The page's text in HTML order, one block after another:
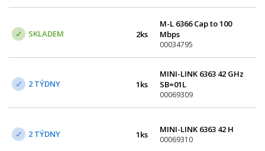
SKLADEM 2ks
M-L 6366 Cap to 100
Mbps
00034795
2 TÝDNY 1ks
MINI-LINK 6363 42 GHz
SB=01L
00069309
2 TÝDNY 1ks MINI-LINK 6363 42 H
00069310